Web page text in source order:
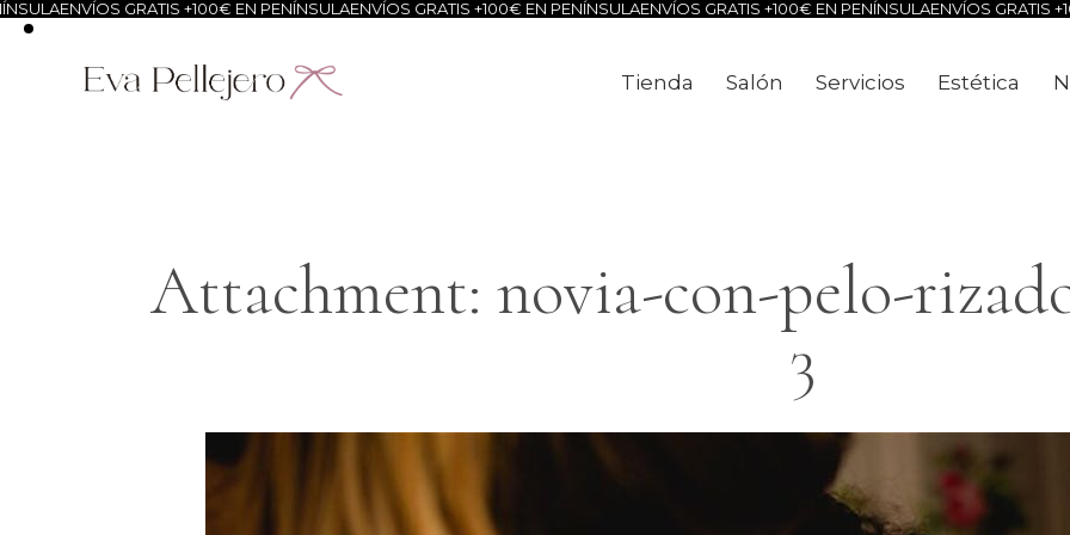
ENVÍOS GRATIS +100€ EN PENÍNSULAENVÍOS GRATIS +100€ EN PENÍNSULAENVÍOS GRATIS +100€ EN PENÍNSULAENVÍOS GRATIS
Tienda Salón Servicios Estética
Attachment: novia-con-pelo-
3